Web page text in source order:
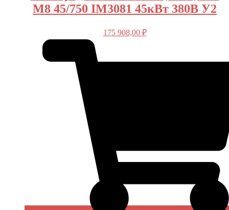
M8 45/750 IM3081 45кВт 380В У2
175 908,00 ₽